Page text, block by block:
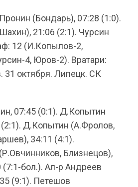
(Бондарь), 07:28 (1:0).
21:06 (2:1). Чурсин
12 (И.Копылов-2,
4, Юров-2). Вратари:
октября. Липецк. СК
07:45 (0:1). Д.Копытин
Д.Копытин (А.Фролов,
34:11 (4:1).
Близнецов),
бол.). Ал-р Андреев
(9:1). Петешов